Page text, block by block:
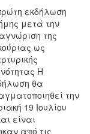
εκδήλωση
μετά την
της
ως
Η
θα
την
19 Ιουλίου
είναι
από τις